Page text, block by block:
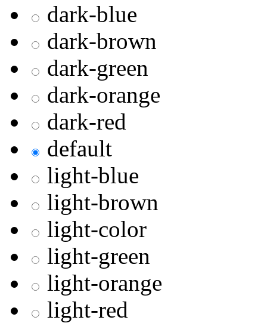
dark-blue
dark-brown
dark-green
dark-orange
dark-red
default
light-blue
light-brown
light-color
light-green
light-orange
light-red